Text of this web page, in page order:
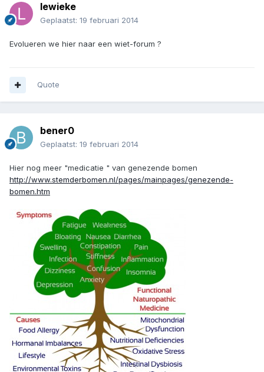
lewieke
Geplaatst: 19 februari 2014
Evolueren we hier naar een wiet-forum ?
Quote
bener0
Geplaatst: 19 februari 2014
Hier nog meer "medicatie " van genezende bomen
http://www.stemderbomen.nl/pages/mainpages/genezende-
bomen.htm